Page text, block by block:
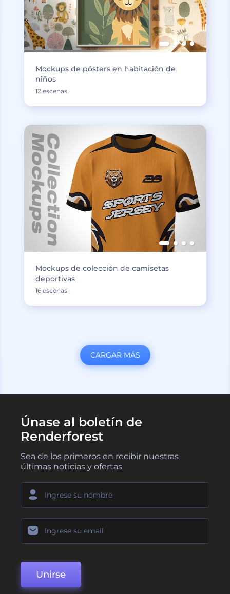
Mockups de pósters en habitación de
niños
12 escenas
Mockups de colección de camisetas
deportivas
16 escenas
CARGAR MÁS
Únase al boletín de
Renderforest
Sea de los primeros en recibir nuestras
últimas noticias y ofertas
Unirse